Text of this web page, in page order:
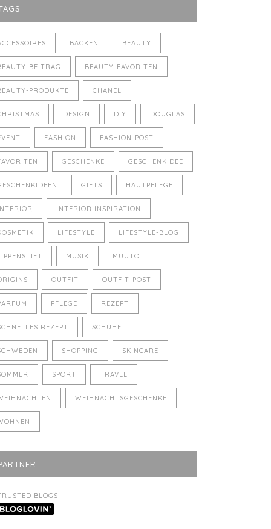
BACKEN BEAUTY
BEITRAG BEAUTY-FAVORITEN
PRODUKTE CHANEL
DESIGN DIY DOUGLAS
FASHION FASHION-POST
GESCHENKE GESCHENKIDEE
GIFTS HAUTPFLEGE
INTERIOR INSPIRATION
LIFESTYLE LIFESTYLE-BLOG
MUSIK MUUTO
OUTFIT OUTFIT-POST
PFLEGE REZEPT
REZEPT SCHUHE
SHOPPING SKINCARE
SPORT TRAVEL
WEIHNACHTSGESCHENKE